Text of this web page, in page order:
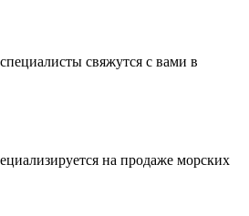
свяжутся с вами в
на продаже морских